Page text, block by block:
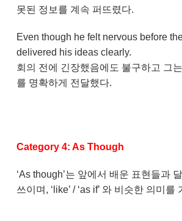
못된 정보를 계속 퍼뜨렸다.
Even though he felt nervous before
delivered his ideas clearly.
회의 전에 긴장했음에도 불구하고 그
를 명확하게 전달했다.
Category 4: As Though
‘As though’는 앞에서 배운 표현들과
쓰이며, ‘like’ / ‘as if’ 와 비슷한 의미를